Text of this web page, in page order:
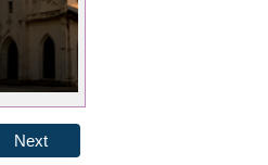
Next